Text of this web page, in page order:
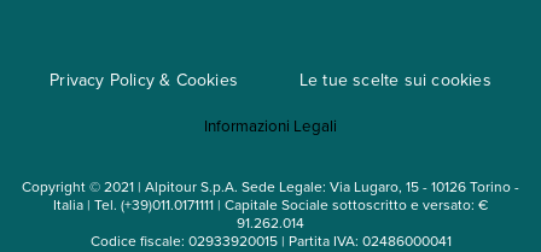
Mappa del sito
Privacy Policy & Cookies Le tue scelte sui cookies
Informazioni Legali
Copyright © 2021 | Alpitour S.p.A. Sede Legale: Via Lugaro, 15 - 10126 Torino -
Italia | Tel. (+39)011.0171111 | Capitale Sociale sottoscritto e versato: €
91.262.014
Codice fiscale: 02933920015 | Partita IVA: 02486000041